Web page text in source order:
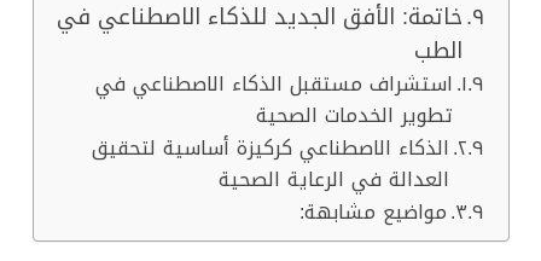
خاتمة: الأفق الجديد للذكاء الاصطناعي في
الطب
استشراف مستقبل الذكاء الاصطناعي في
تطوير الخدمات الصحية
الذكاء الاصطناعي كركيزة أساسية لتحقيق
العدالة في الرعاية الصحية
مواضيع مشابهة: